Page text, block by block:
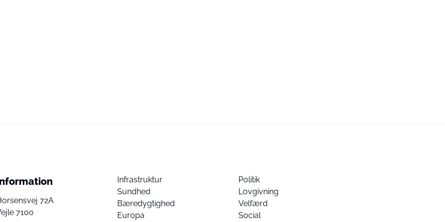
72A
7100
Infrastruktur
Sundhed
Bæredygtighed
Europa
Politik
Lovgivning
Velfærd
Social